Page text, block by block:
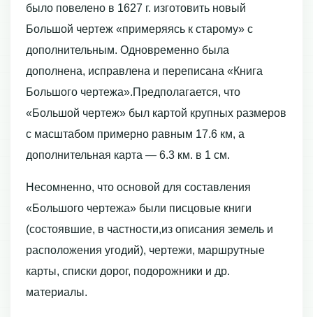
было повелено в 1627 г. изготовить новый
Большой чертеж «примеряясь к старому» с
дополнительным. Одновременно была
дополнена, исправлена и переписана «Книга
Большого чертежа».Предполагается, что
«Большой чертеж» был картой крупных размеров
с масштабом примерно равным 17.6 км, а
дополнительная карта — 6.3 км. в 1 см.
Несомненно, что основой для составления
«Большого чертежа» были писцовые книги
(состоявшие, в частности,из описания земель и
расположения угодий), чертежи, маршрутные
карты, списки дорог, подорожники и др.
материалы.